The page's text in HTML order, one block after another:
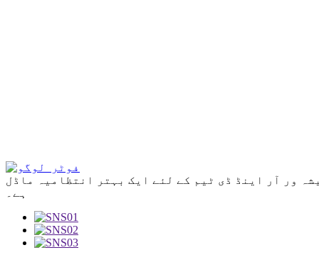
ور آر اینڈ ڈی ٹیم کے لئے ایک بہتر انتظامیہ ماڈل
ہے۔